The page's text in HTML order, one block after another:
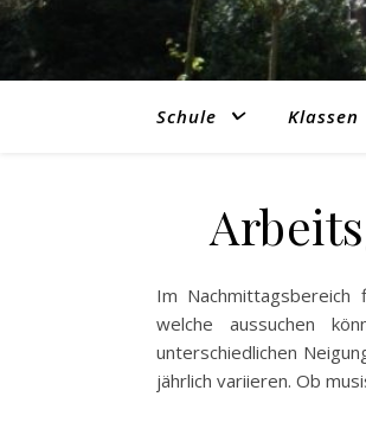
Schule Klassen
Im
welche aussuchen
unterschiedlichen
jährlich variieren. Ob